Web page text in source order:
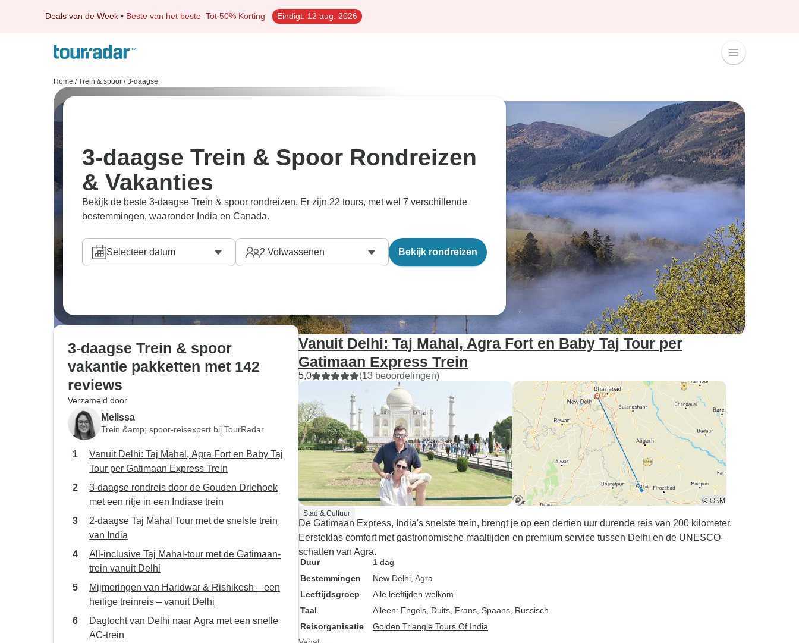
Deals van de Week • Beste van het beste Tot 50% Korting Eindigt: 12 aug. 2026
Home / Trein & spoor / 3-daagse
3-daagse Trein & Spoor Rondreizen
& Vakanties
Bekijk de beste 3-daagse Trein & spoor rondreizen. Er zijn 22 tours, met wel 7 verschillende
bestemmingen, waaronder India en Canada.
Selecteer datum 2 Volwassenen Bekijk rondreizen
3-daagse Trein & spoor
vakantie pakketten met 142
reviews
Verzameld door
Melissa
Trein &amp; spoor-reisexpert bij TourRadar
Vanuit Delhi: Taj Mahal, Agra Fort en Baby Taj
Tour per Gatimaan Express Trein
3-daagse rondreis door de Gouden Driehoek
met een ritje in een Indiase trein
2-daagse Taj Mahal Tour met de snelste trein
van India
All-inclusive Taj Mahal-tour met de Gatimaan-
trein vanuit Delhi
Mijmeringen van Haridwar & Rishikesh – een
heilige treinreis – vanuit Delhi
Dagtocht van Delhi naar Agra met een snelle
AC-trein
Vanuit Delhi: Taj Mahal, Agra Fort en Baby Taj Tour per
Gatimaan Express Trein
5,0 (13 beoordelingen)
Stad & Cultuur
De Gatimaan Express, India's snelste trein, brengt je op een dertien uur durende reis van 200 kilometer.
Eersteklas comfort met gastronomische maaltijden en premium service tussen Delhi en de UNESCO-
schatten van Agra.
Duur
1 dag
Bestemmingen
New Delhi , Agra
Leeftijdsgroep
Alle leeftijden welkom
Taal
Alleen: Engels, Duits, Frans, Spaans, Russisch
Reisorganisatie
Golden Triangle Tours Of India